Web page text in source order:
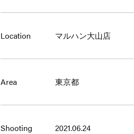
Location マルハン大山店
Area 東京都
Shooting 2021.06.24